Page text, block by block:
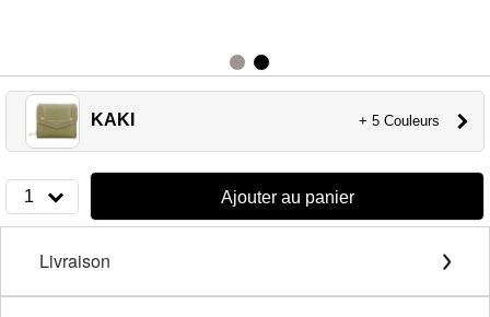
KAKI + 5 Couleurs
1 Ajouter au panier
Livraison